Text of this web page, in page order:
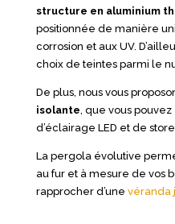
structure en aluminium
positionnée de manière
corrosion et aux UV.
choix de teintes parmi le
De plus, nous vous
isolante , que vous
d’éclairage LED et de
La pergola évolutive
au fur et à mesure de vos
rapprocher d’une véranda